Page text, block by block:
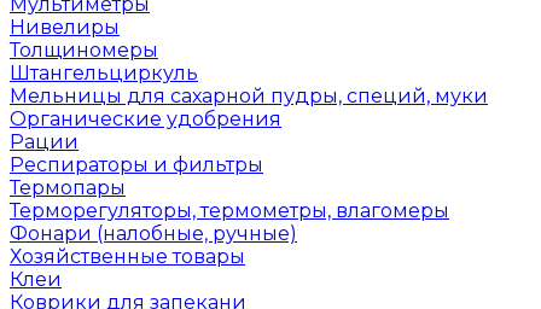
Нивелиры
Толщиномеры
Штангельциркуль
Мельницы для сахарной пудры, специй, муки
Органические удобрения
Рации
Респираторы и фильтры
Термопары
Терморегуляторы, термометры, влагомеры
Фонари (налобные, ручные)
Хозяйственные товары
Клеи
Коврики для запекани